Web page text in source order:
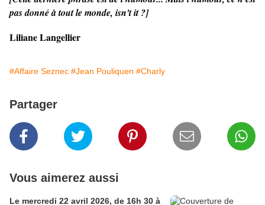
pas donné à tout le monde, isn't it ?]
Liliane Langellier
#Affaire Seznec #Jean Pouliquen #Charly
Partager
Vous aimerez aussi
Le mercredi 22 avril 2026, de 16h 30 à